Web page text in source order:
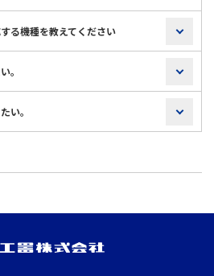
る機種を教えてください
。
い。